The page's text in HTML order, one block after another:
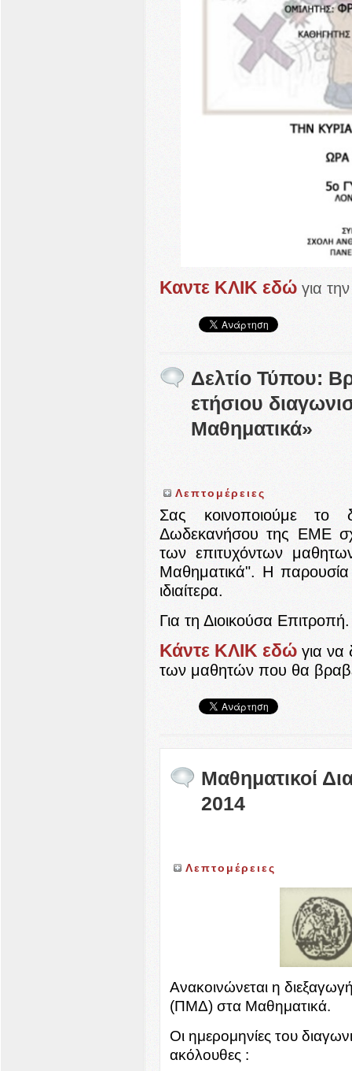
Καντε ΚΛΙΚ εδώ για
Δελτίο Τύπου:
ετήσιου
Μαθηματικά»
Λεπτομέρειες
Σας κοινοποιούμε το
Δωδεκανήσου της ΕΜΕ
των επιτυχόντων
Μαθηματικά". Η
ιδιαίτερα.
Για τη Διοικούσα Επιτροπή.
Κάντε ΚΛΙΚ εδώ για να
των μαθητών που θα
Μαθηματικοί
2014
Λεπτομέρειες
Ανακοινώνεται η
(ΠΜΔ) στα Μαθηματικά.
Οι ημερομηνίες του
ακόλουθες :